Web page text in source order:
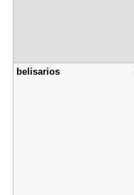
belisarios